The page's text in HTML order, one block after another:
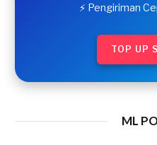
⚡ Pengiriman
TOP UP
ML